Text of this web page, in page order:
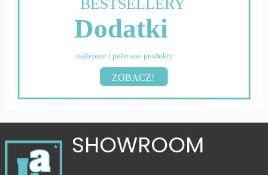
BESTSELLERY
Dodatki
najlepsze i polecane produkty
ZOBACZ!
SHOWROOM